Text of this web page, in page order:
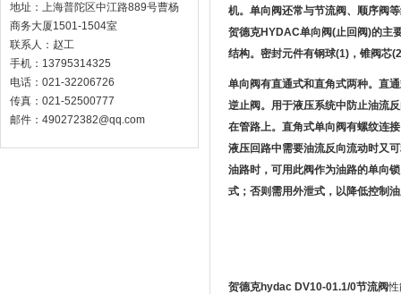
地址：上海普陀区中江路889号曹杨
商务大厦1501-1504室
联系人：赵工
手机：13795314325
电话：021-32206726
传真：021-52500777
邮件：490272382@qq.com
机。单向阀还常与节流阀、顺序阀
贺德克HYDAC单向阀(止回阀)的主
结构。密封元件有钢球(1)，锥阀芯
单向阀有直通式和直角式两种。直
逆止阀。用于液压系统中防止油流
在管路上。直角式单向阀有螺纹连
液压回路中需要油流反向流动时又
油路时，可用此阀作为油路的单向
式；否则需用外泄式，以降低控制
贺德克hydac DV10-01.1/0节流阀